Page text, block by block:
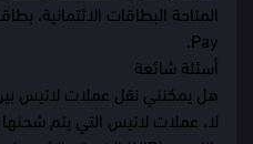
Pay.
أسئلة شائعة
هل يمكنني نقل عملات لاتيس
لا، عملات لاتيس التي يتم